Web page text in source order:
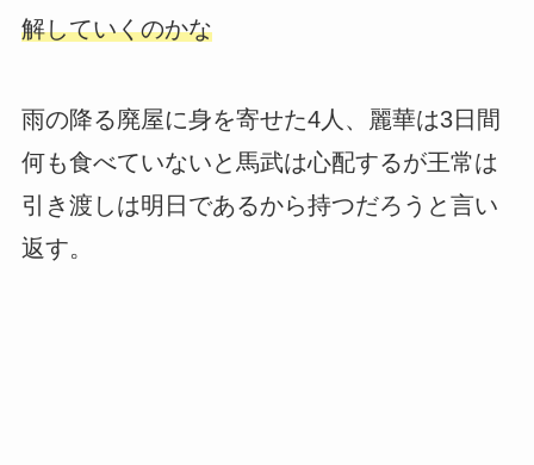
解していくのかな
雨の降る廃屋に身を寄せた4人、麗華は3日間
何も食べていないと馬武は心配するが王常は
引き渡しは明日であるから持つだろうと言い
返す。